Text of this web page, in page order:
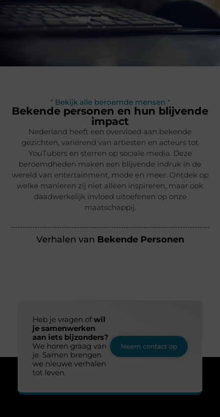
" Bekijk alle beroemde mensen "
Bekende personen en hun blijvende
impact
Nederland heeft een overvloed aan bekende
gezichten, variërend van artiesten en acteurs tot
YouTubers en sterren op sociale media. Deze
beroemdheden maken een blijvende indruk in de
wereld van entertainment, mode en meer. Ontdek op
welke manieren zij niet alleen inspireren, maar ook
daadwerkelijk invloed uitoefenen op onze
maatschappij.
Verhalen van Bekende Personen
Heb je vragen ofwil
je samenwerken
aan iets bijzonders?
We horen graag van
je. Samen brengen
we nieuwe verhalen
tot leven.
Neem contact op